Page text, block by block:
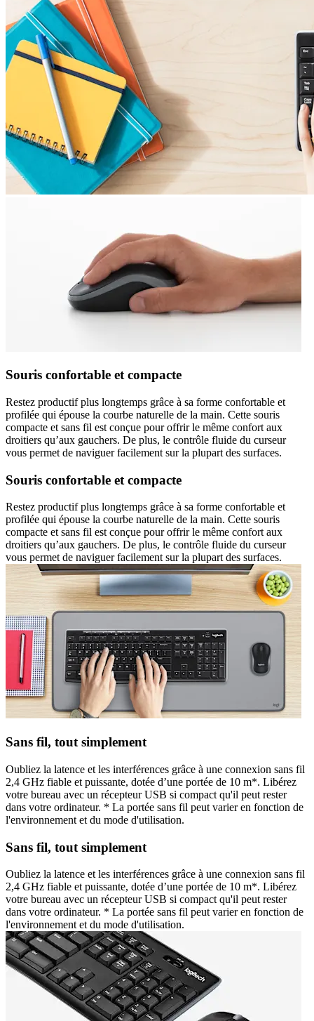
Souris confortable et compacte
Restez productif plus longtemps grâce à sa forme confortable et
profilée qui épouse la courbe naturelle de la main. Cette souris
compacte et sans fil est conçue pour offrir le même confort aux
droitiers qu’aux gauchers. De plus, le contrôle fluide du curseur
vous permet de naviguer facilement sur la plupart des surfaces.
Souris confortable et compacte
Restez productif plus longtemps grâce à sa forme confortable et
profilée qui épouse la courbe naturelle de la main. Cette souris
compacte et sans fil est conçue pour offrir le même confort aux
droitiers qu’aux gauchers. De plus, le contrôle fluide du curseur
vous permet de naviguer facilement sur la plupart des surfaces.
Sans fil, tout simplement
Oubliez la latence et les interférences grâce à une connexion sans fil
2,4 GHz fiable et puissante, dotée d’une portée de 10 m*. Libérez
votre bureau avec un récepteur USB si compact qu'il peut rester
dans votre ordinateur. * La portée sans fil peut varier en fonction de
l'environnement et du mode d'utilisation.
Sans fil, tout simplement
Oubliez la latence et les interférences grâce à une connexion sans fil
2,4 GHz fiable et puissante, dotée d’une portée de 10 m*. Libérez
votre bureau avec un récepteur USB si compact qu'il peut rester
dans votre ordinateur. * La portée sans fil peut varier en fonction de
l'environnement et du mode d'utilisation.